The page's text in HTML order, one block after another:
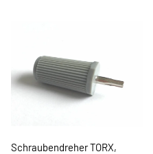
Schraubendreher TORX,